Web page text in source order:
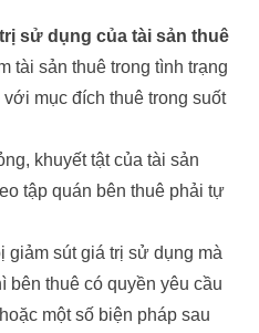
sử dụng của tài sản thuê
tài sản thuê trong tình trạng
mục đích thuê trong suốt
khuyết tật của tài sản
tập quán bên thuê phải tự
sút giá trị sử dụng mà
bên thuê có quyền yêu cầu
một số biện pháp sau